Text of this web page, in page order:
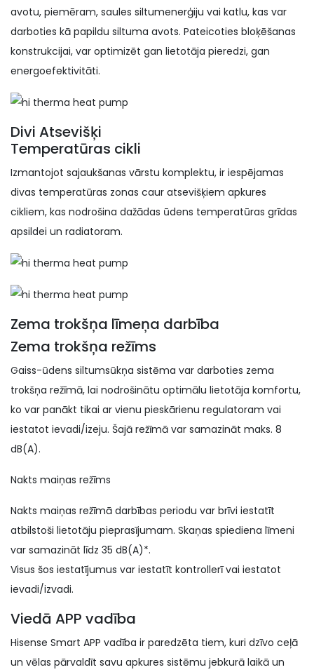
avotu, piemēram, saules siltumenerģiju vai katlu, kas var
darboties kā papildu siltuma avots. Pateicoties bloķēšanas
konstrukcijai, var optimizēt gan lietotāja pieredzi, gan
energoefektivitāti.
Divi Atsevišķi
Temperatūras cikli
Izmantojot sajaukšanas vārstu komplektu, ir iespējamas
divas temperatūras zonas caur atsevišķiem apkures
cikliem, kas nodrošina dažādas ūdens temperatūras grīdas
apsildei un radiatoram.
Zema trokšņa līmeņa darbība
Zema trokšņa režīms
Gaiss-ūdens siltumsūkņa sistēma var darboties zema
trokšņa režīmā, lai nodrošinātu optimālu lietotāja komfortu,
ko var panākt tikai ar vienu pieskārienu regulatoram vai
iestatot ievadi/izeju. Šajā režīmā var samazināt maks. 8
dB(A).
Nakts maiņas režīms
Nakts maiņas režīmā darbības periodu var brīvi iestatīt
atbilstoši lietotāju pieprasījumam. Skaņas spiediena līmeni
var samazināt līdz 35 dB(A)*.
Visus šos iestatījumus var iestatīt kontrollerī vai iestatot
ievadi/izvadi.
Viedā APP vadība
Hisense Smart APP vadība ir paredzēta tiem, kuri dzīvo ceļā
un vēlas pārvaldīt savu apkures sistēmu jebkurā laikā un